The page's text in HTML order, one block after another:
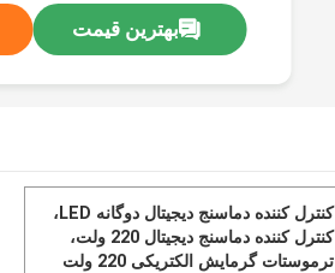
بهترین قیمت
کنترل کننده دماسنج دیجیتال دوگانه LED،
کنترل کننده دماسنج دیجیتال 220 ولت،
ترموستات گرمایش الکتریکی 220 ولت